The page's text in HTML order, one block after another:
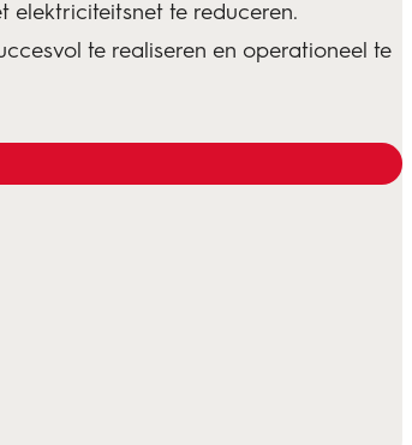
elektriciteitsnet te reduceren.
te realiseren en operationeel te